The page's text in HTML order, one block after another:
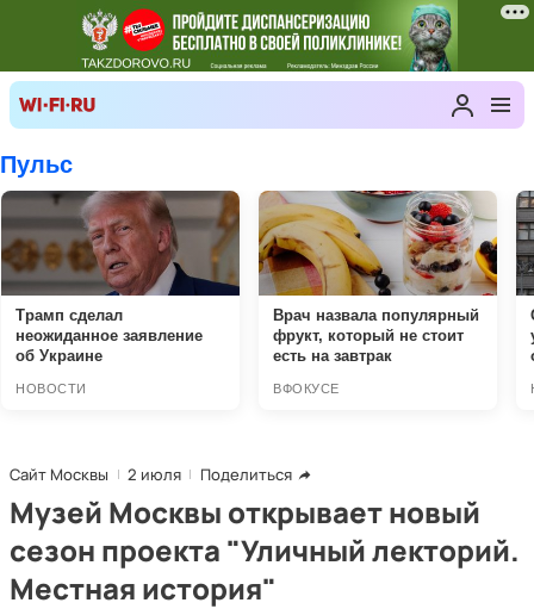
Сайт Москвы 2 июля Поделиться
Музей Москвы открывает новый
сезон проекта "Уличный лекторий.
Местная история"